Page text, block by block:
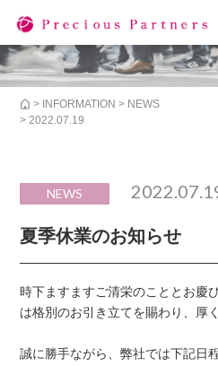
> INFORMATION > NEWS
> 2022.07.19
NEWS
夏季休業のお知らせ
時下ますますご清栄のこととお慶
は格別のお引き立てを賜わり、厚
誠に勝手ながら、弊社では下記日